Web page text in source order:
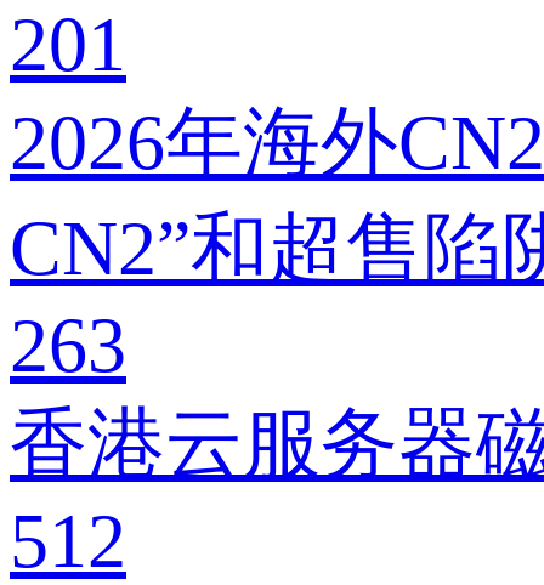
201
2026年海外
CN2”和超售陷
263
香港云服务器
512